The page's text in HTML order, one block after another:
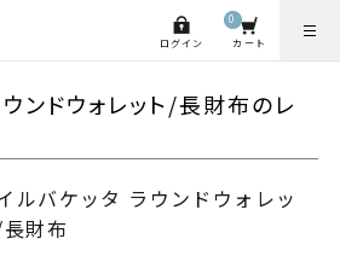
ログイン カート
0
ンドウォレット/長財布のレ
ルバケッタ ラウンドウォレッ
長財布